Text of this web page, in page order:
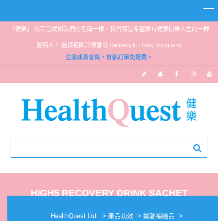
「健樂」 的宗旨就如我們的名稱一樣，我們都是希望擁有健康快樂人生的一群
醫葯人！ 送貨範圍只限香港 Delivery to Hong Kong only
注冊成爲會員，首張訂單免運費。
HIGH5 RECOVERY DRINK SACHET
HealthQuest Ltd. > 產品功效 > 運動補給品 >